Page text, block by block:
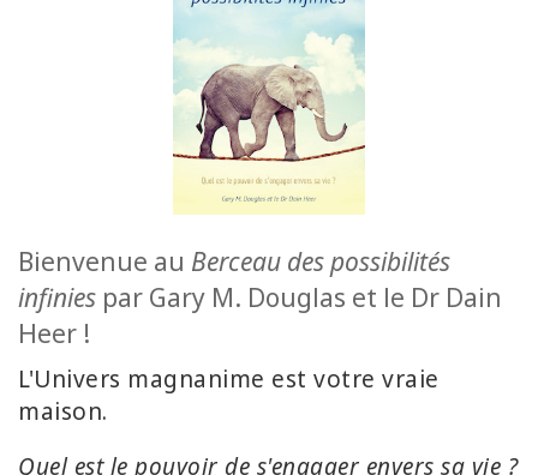
BY
TOPIC
TRANSLATED
WISHLIST
Bienvenue au Berceau des possibilités
infinies par Gary M. Douglas et le Dr Dain
Heer !
L'Univers magnanime est votre vraie
maison.
Quel est le pouvoir de s'engager envers sa vie ?